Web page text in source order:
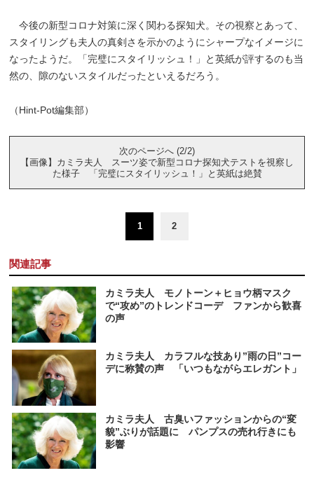
今後の新型コロナ対策に深く関わる探知犬。その視察とあって、
スタイリングも夫人の真剣さを示かのようにシャープなイメージに
なったようだ。「完璧にスタイリッシュ！」と英紙が評するのも当
然の、隙のないスタイルだったといえるだろう。
（Hint-Pot編集部）
次のページへ (2/2)
【画像】カミラ夫人 スーツ姿で新型コロナ探知犬テストを視察し
た様子 「完璧にスタイリッシュ！」と英紙は絶賛
1 2
関連記事
カミラ夫人 モノトーン＋ヒョウ柄マスク
で“攻め”のトレンドコーデ ファンから歓喜
の声
カミラ夫人 カラフルな技あり”雨の日”コー
デに称賛の声 「いつもながらエレガント」
カミラ夫人 古臭いファッションからの“変
貌”ぶりが話題に パンプスの売れ行きにも
影響